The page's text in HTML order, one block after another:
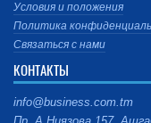
Условия и положения
Политика
Связаться с нами
КОНТАКТЫ
info@business.com.tm